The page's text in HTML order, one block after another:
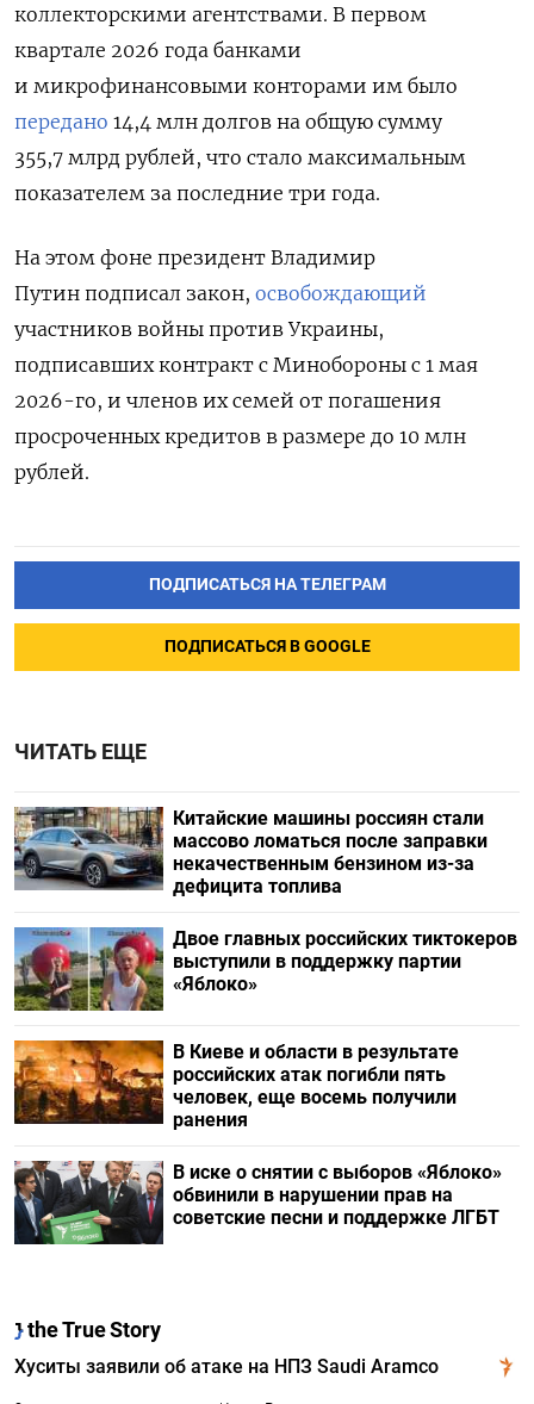
коллекторскими агентствами. В первом
квартале 2026 года банками
и микрофинансовыми конторами им было
передано 14,4 млн долгов на общую сумму
355,7 млрд рублей, что стало максимальным
показателем за последние три года.
На этом фоне президент Владимир
Путин подписал закон, освобождающий
участников войны против Украины,
подписавшихконтракт с Минобороны с 1 мая
2026-го, и членов их семей от погашения
просроченных кредитов в размере до 10 млн
рублей.
ПОДПИСАТЬСЯ НА ТЕЛЕГРАМ
ПОДПИСАТЬСЯ В GOOGLE
ЧИТАТЬ ЕЩЕ
Китайские машины россиян стали
массово ломаться после заправки
некачественным бензином из-за
дефицита топлива
Двое главных российских тиктокеров
выступили в поддержку партии
«Яблоко»
В Киеве и области в результате
российских атак погибли пять
человек, еще восемь получили
ранения
В иске о снятии с выборов «Яблоко»
обвинили в нарушении прав на
советские песни и поддержке ЛГБТ